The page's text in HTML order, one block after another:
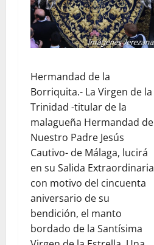
Hermandad de la
Borriquita.- La Virgen de la
Trinidad -titular de la
malagueña Hermandad de
Nuestro Padre Jesús
Cautivo- de Málaga, lucirá
en su Salida Extraordinaria
con motivo del cincuenta
aniversario de su
bendición, el manto
bordado de la Santísima